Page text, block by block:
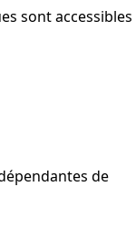
sont accessibles
de